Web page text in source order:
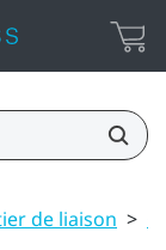
de liaison >